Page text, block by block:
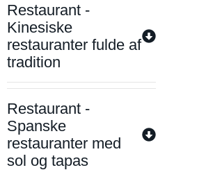
Restaurant -
Kinesiske
restauranter fulde af
tradition
Restaurant -
Spanske
restauranter med
sol og tapas